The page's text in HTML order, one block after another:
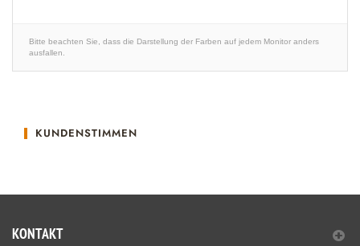
Bitte beachten Sie, dass die Darstellung der Farben auf jedem Monitor anders
ausfallen.
KUNDENSTIMMEN
KONTAKT